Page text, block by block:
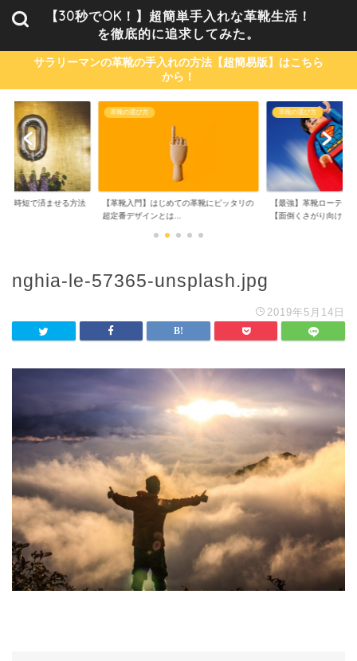
【30秒でOK！】超簡単手入れな革靴生活！
を徹底的に追求してみた。
サラリーマンの革靴の手入れの方法【超簡易版】はこちら
から！
・時短で済ませる方法
革靴の選び方
【革靴入門】はじめての革靴にピッタリの
超定番デザインとは...
革靴の選び方
【最強】革靴ローテー
【面倒くさがり向け...
nghia-le-57365-unsplash.jpg
2019年5月14日